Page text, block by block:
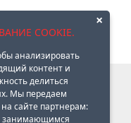
×
COOKIE.
анализировать
контент и
делиться
Мы передаем
сайте партнерам:
занимающимся